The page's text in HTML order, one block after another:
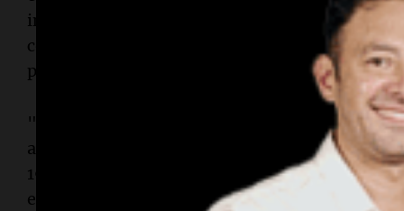
inmediata en graduarse, un logro que también
compañeros graduados. La institución cuenta
predominantemente hispana y latina.
"Ser estudiante-atleta no significaba que yo
ante la multitud. "No había apoyo financiero
1961, mientras que mis amigosArthur Ashey
en los equipos masculinos de
."